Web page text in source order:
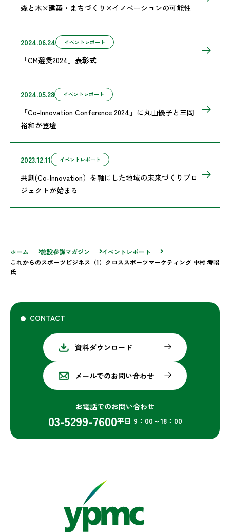
森と木×建築・まちづくり×イノベーションの可能性
2024.06.24 イベントレポート
「CM選奨2024」表彰式
2024.05.28 イベントレポート
「Co-Innovation Conference 2024」に丸山優子と三岡
裕和が登壇
2023.12.11 イベントレポート
共創(Co-Innovation）を軸にした地域の未来づくりプロ
ジェクトが始まる
ホーム 施設参謀マガジン
イベントレポート
これからのスポーツビジネス（1）クロススポーツマーケティング 中村 考昭
氏
CONTACT
資料ダウンロード
メールでのお問い合わせ
お電話でのお問い合わせ
03-5299-7600平日 9：00～18：00